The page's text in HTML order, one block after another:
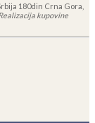
180din Crna Gora,
kupovine